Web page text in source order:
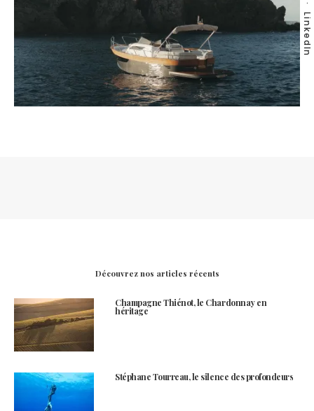
LinkedIn
Découvrez nos articles récents
Champagne Thiénot, le Chardonnay en
héritage
Stéphane Tourreau, le silence des profondeurs